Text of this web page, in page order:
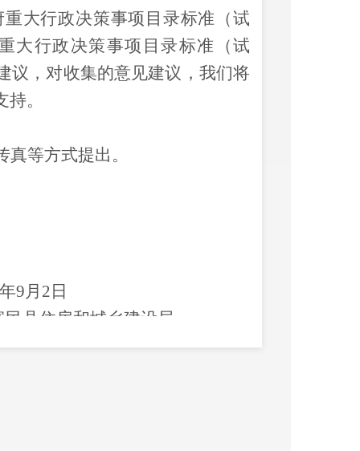
大行政决策事项目录标准 （试
大行政决策事项目录标准
（试
议，对收集的意见建议，我们将
持。
等方式提出。
年9月 2 日
民 县 住房和城乡建设局
政决策事项目录标准